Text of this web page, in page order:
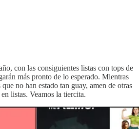
con las consiguientes listas con tops de
más pronto de lo esperado. Mientras
que no han estado tan guay, amen de otras
listas. Veamos la tiercita.